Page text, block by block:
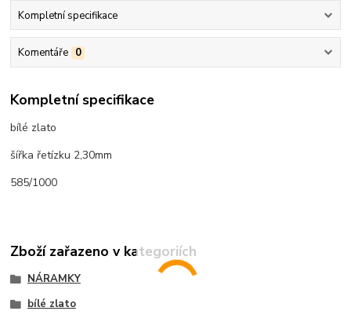
Kompletní specifikace
Komentáře 0
Kompletní specifikace
bílé zlato
šířka řetízku 2,30mm
585/1000
Zboží zařazeno v kategoriích
NÁRAMKY
bílé zlato